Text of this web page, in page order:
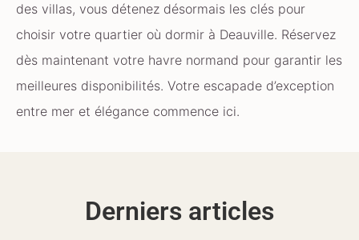
des villas, vous détenez désormais les clés pour
choisir votre quartier où dormir à Deauville. Réservez
dès maintenant votre havre normand pour garantir les
meilleures disponibilités. Votre escapade d’exception
entre mer et élégance commence ici.
Derniers articles